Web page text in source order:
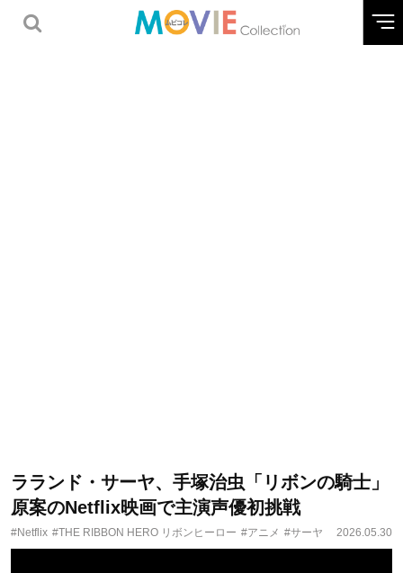
ラランド・サーヤ、手塚治虫「リボンの騎士」
原案のNetflix映画で主演声優初挑戦
#Netflix #THE RIBBON HERO リボンヒーロー #アニメ #サーヤ 2026.05.30